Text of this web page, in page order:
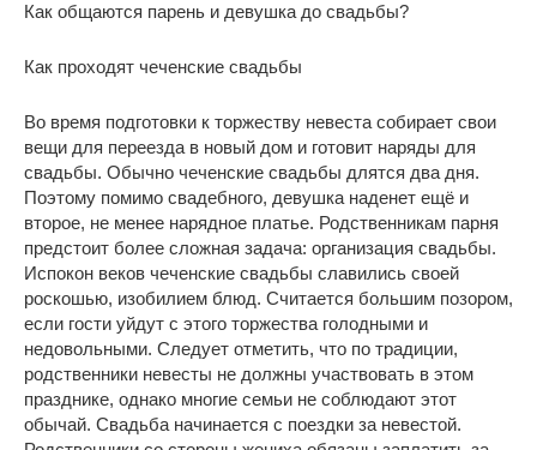
Как общаются парень и девушка до свадьбы?
Как проходят чеченские свадьбы
Во время подготовки к торжеству невеста собирает свои
вещи для переезда в новый дом и готовит наряды для
свадьбы. Обычно чеченские свадьбы длятся два дня.
Поэтому помимо свадебного, девушка наденет ещё и
второе, не менее нарядное платье. Родственникам парня
предстоит более сложная задача: организация свадьбы.
Испокон веков чеченские свадьбы славились своей
роскошью, изобилием блюд. Считается большим позором,
если гости уйдут с этого торжества голодными и
недовольными. Следует отметить, что по традиции,
родственники невесты не должны участвовать в этом
празднике, однако многие семьи не соблюдают этот
обычай. Свадьба начинается с поездки за невестой.